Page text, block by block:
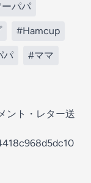
パパ
#Hamcup
パ #ママ
ント・レター送